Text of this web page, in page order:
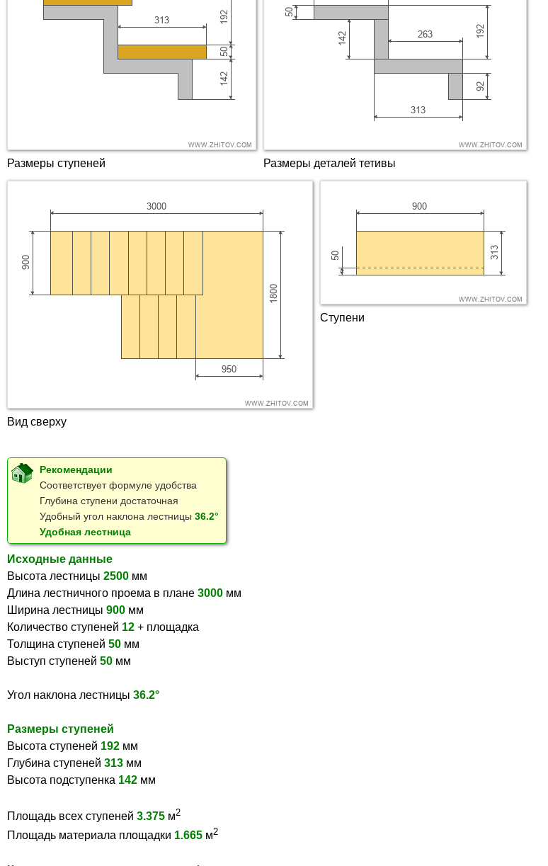
Размеры ступеней Размеры деталей тетивы
Вид сверху
Ступени
Рекомендации
Соответствует формуле удобства
Глубина ступени достаточная
Удобный угол наклона лестницы 36.2°
Удобная лестница
Исходные данные
Высота лестницы 2500 мм
Длина лестничного проема в плане 3000 мм
Ширина лестницы 900 мм
Количество ступеней 12 + площадка
Толщина ступеней 50 мм
Выступ ступеней 50 мм
Угол наклона лестницы 36.2°
Размеры ступеней
Высота ступеней 192 мм
Глубина ступеней 313 мм
Высота подступенка 142 мм
Площадь всех ступеней 3.375 м2
Площадь материала площадки 1.665 м2